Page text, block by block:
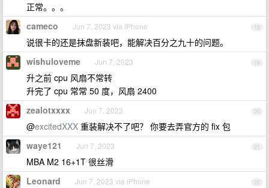
正常。。。
18
cameco Jun 7, 2023 via iPhone
说很卡的还是抹盘新装吧，能解决百分之九十的问题。
19
wishuloveme Jun 7, 2023
升之前 cpu 风扇不常转
升完了 cpu 常常 50 度，风扇 2400
20
zealotxxxx Jun 7, 2023
@excitedXXX 重装解决不了吧？ 你要去弄官方的 fix 包
21
waye121 Jun 7, 2023
MBA M2 16+1T 很丝滑
22
Leonard Jun 7, 2023 via iPhone